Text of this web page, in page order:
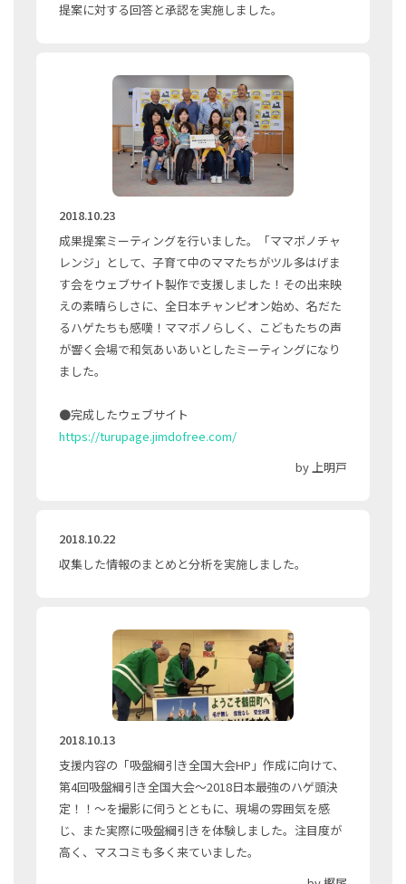
提案に対する回答と承認を実施しました。
2018.10.23
成果提案ミーティングを行いました。「ママボノチャ
レンジ」として、子育て中のママたちがツル多はげま
す会をウェブサイト製作で支援しました！その出来映
えの素晴らしさに、全日本チャンピオン始め、名だた
るハゲたちも感嘆！ママボノらしく、こどもたちの声
が響く会場で和気あいあいとしたミーティングになり
ました。
●完成したウェブサイト
https://turupage.jimdofree.com/
by 上明戸
2018.10.22
収集した情報のまとめと分析を実施しました。
2018.10.13
支援内容の「吸盤綱引き全国大会HP」作成に向けて、
第4回吸盤綱引き全国大会〜2018日本最強のハゲ頭決
定！！〜を撮影に伺うとともに、現場の雰囲気を感
じ、また実際に吸盤綱引きを体験しました。注目度が
高く、マスコミも多く来ていました。